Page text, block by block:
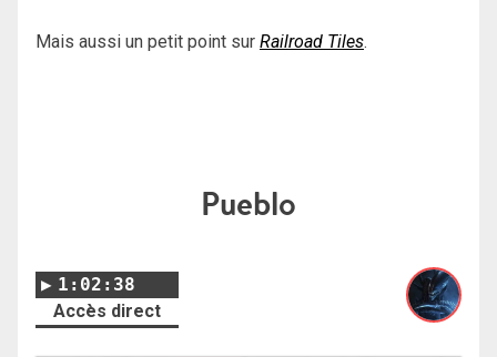
Mais aussi un petit point sur Railroad Tiles.
Pueblo
1:02:38
Accès direct